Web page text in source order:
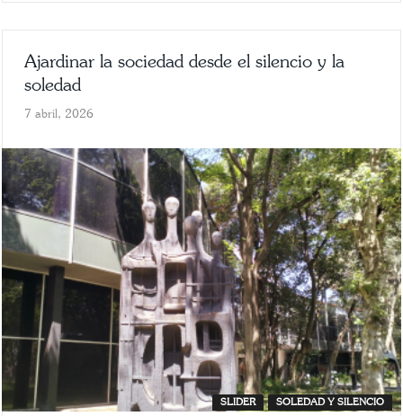
Ajardinar la sociedad desde el silencio y la
soledad
7 abril, 2026
SLIDER SOLEDAD Y SILENCIO